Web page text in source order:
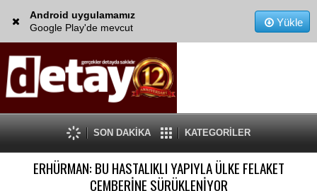
Android uygulamamız
Google Play'de mevcut
Yükle
SON DAKİKA KATEGORİLER
ERHÜRMAN: BU HASTALIKLI YAPIYLA ÜLKE FELAKET
ÇEMBERİNE SÜRÜKLENİYOR